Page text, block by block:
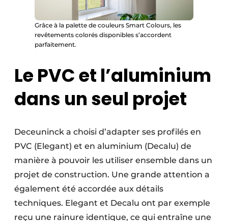
Grâce à la palette de couleurs Smart Colours, les
revêtements colorés disponibles s’accordent
parfaitement.
Le PVC et l’aluminium
dans un seul projet
Deceuninck a choisi d’adapter ses profilés en
PVC (Elegant) et en aluminium (Decalu) de
manière à pouvoir les utiliser ensemble dans un
projet de construction. Une grande attention a
également été accordée aux détails
techniques. Elegant et Decalu ont par exemple
reçu une rainure identique, ce qui entraîne une